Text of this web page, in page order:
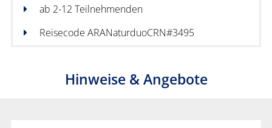
ab 2-12 Teilnehmenden
Reisecode ARANaturduoCRN#3495
Hinweise & Angebote